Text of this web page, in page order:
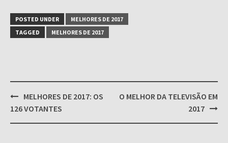
POSTED UNDER
MELHORES DE 2017
TAGGED
MELHORES DE 2017
Post
navigation
MELHORES DE 2017: OS
126 VOTANTES
O MELHOR DA TELEVISÃO EM
2017